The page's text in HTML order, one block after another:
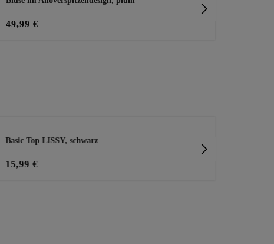
49,99 €
Basic Top LISSY, schwarz
15,99 €